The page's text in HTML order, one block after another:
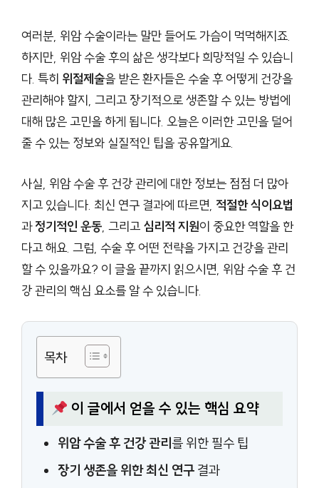
여러분, 위암 수술이라는 말만 들어도 가슴이 먹먹해지죠.
하지만, 위암 수술 후의 삶은 생각보다 희망적일 수 있습니
다. 특히 위절제술을 받은 환자들은 수술 후 어떻게 건강을
관리해야 할지, 그리고 장기적으로 생존할 수 있는 방법에
대해 많은 고민을 하게 됩니다. 오늘은 이러한 고민을 덜어
줄 수 있는 정보와 실질적인 팁을 공유할게요.
사실, 위암 수술 후 건강 관리에 대한 정보는 점점 더 많아
지고 있습니다. 최신 연구 결과에 따르면, 적절한 식이요법
과정기적인 운동, 그리고 심리적 지원이 중요한 역할을 한
다고 해요. 그럼, 수술 후 어떤 전략을 가지고 건강을 관리
할 수 있을까요? 이 글을 끝까지 읽으시면, 위암 수술 후 건
강 관리의 핵심 요소를 알 수 있습니다.
목차
이 글에서 얻을 수 있는 핵심 요약
위암 수술 후 건강 관리를 위한 필수 팁
장기 생존을 위한 최신 연구결과